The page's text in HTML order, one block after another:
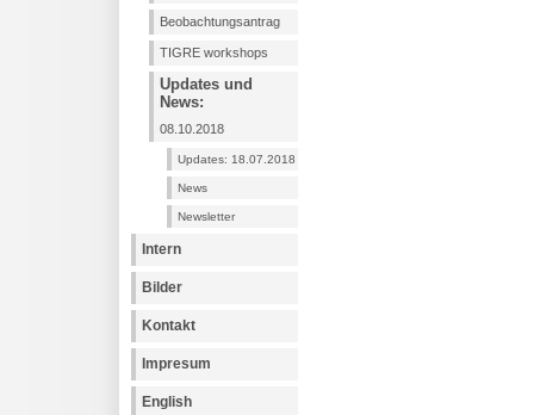
Beobachtungsantrag
TIGRE workshops
Updates und
News:
08.10.2018
Updates: 18.07.2018
News
Newsletter
Intern
Bilder
Kontakt
Impresum
English